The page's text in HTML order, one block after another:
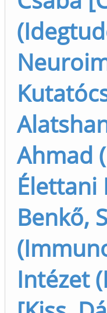
Ahmad
Élettani
Benkő,
Intézet